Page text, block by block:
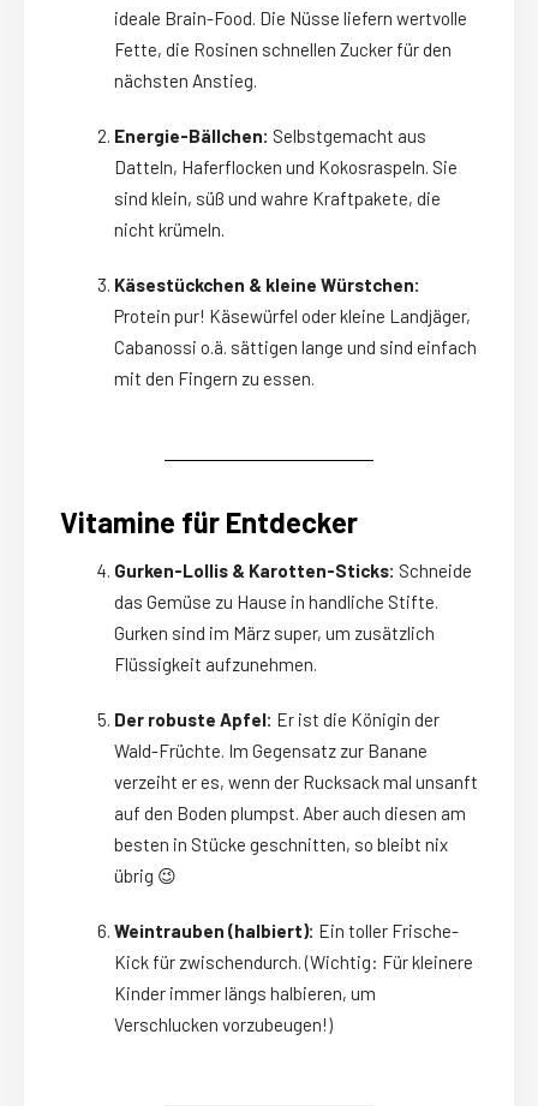
ideale Brain-Food. Die Nüsse liefern wertvolle
Fette, die Rosinen schnellen Zucker für den
nächsten Anstieg.
Energie-Bällchen: Selbstgemacht aus
Datteln, Haferflocken und Kokosraspeln. Sie
sind klein, süß und wahre Kraftpakete, die
nicht krümeln.
Käsestückchen & kleine Würstchen:
Protein pur! Käsewürfel oder kleine Landjäger,
Cabanossi o.ä. sättigen lange und sind einfach
mit den Fingern zu essen.
Vitamine für Entdecker
Gurken-Lollis & Karotten-Sticks: Schneide
das Gemüse zu Hause in handliche Stifte.
Gurken sind im März super, um zusätzlich
Flüssigkeit aufzunehmen.
Der robuste Apfel: Er ist die Königin der
Wald-Früchte. Im Gegensatz zur Banane
verzeiht er es, wenn der Rucksack mal unsanft
auf den Boden plumpst. Aber auch diesen am
besten in Stücke geschnitten, so bleibt nix
übrig 😉
Weintrauben (halbiert): Ein toller Frische-
Kick für zwischendurch. (Wichtig: Für kleinere
Kinder immer längs halbieren, um
Verschlucken vorzubeugen!)